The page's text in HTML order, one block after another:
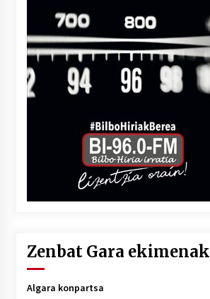
Zenbat Gara ekimenak
Algara konpartsa